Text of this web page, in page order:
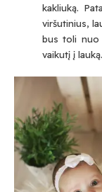
kakliuką.
viršutinius,
bus toli nuo
vaikutį į lauką.